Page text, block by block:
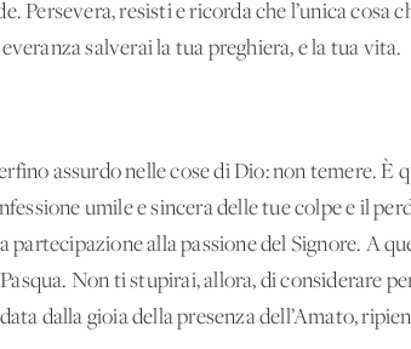
Persevera, resisti e ricorda che l’unica cosa
salverai la tua preghiera, e la tua vita.
assurdo nelle cose di Dio: non temere. È
umile e sincera delle tue colpe e il
alla passione del Signore. A
Non ti stupirai, allora, di considerare
dalla gioia della presenza dell’Amato,